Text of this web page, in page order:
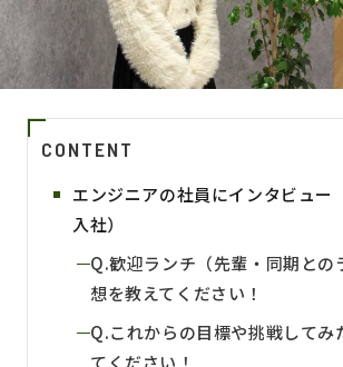
CONTENT
エンジニアの社員にインタビュー
入社）
Q.歓迎ランチ（先輩・同期との
想を教えてください！
Q.これからの目標や挑戦してみ
てください！